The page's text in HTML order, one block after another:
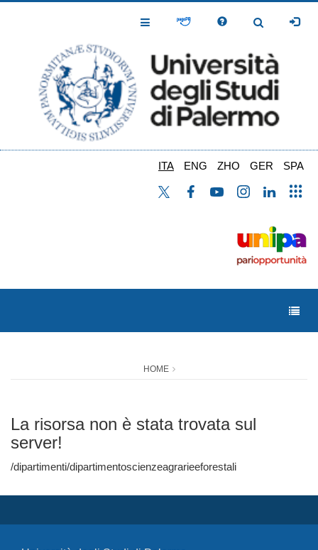
Toggle
Toggle
ITA ENG ZHO GER SPA
HOME
La risorsa non è stata trovata sul
server!
/dipartimenti/dipartimentoscienzeagrarieeforestali